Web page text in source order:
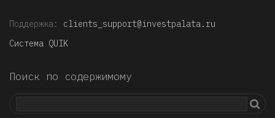
Поддержка: clients_support@investpalata.ru
Система QUIK
Поиск по содержимому